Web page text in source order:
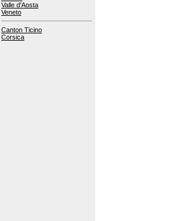
Valle d'Aosta
Veneto
Canton Ticino
Corsica